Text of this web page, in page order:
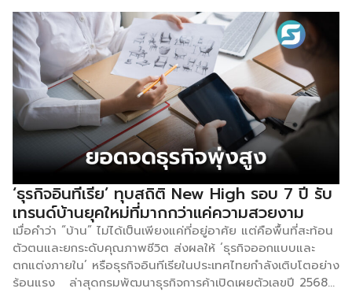
มิถุนายนนี้ แบรนด์ที่เคยยิ่งใหญ่ถึงขั้นขยายสาขาได้ 17 สาขาทั่ว
ประเทศ กลับเหลือเพียง 2 สาขาก่อนปิดตัวสนิท คำถามที่น่าสนใจ
สำหรับผู้ประกอบการคือ เกิดอะไรขึ้น และมีบทเรียนอะไรที่ซ่อนอยู่
ในเรื่องนี้บ้าง ชาบูตงไม่ใช่แบรนด์ที่ไม่มีใครรู้จัก ตรงกันข้าม
แบรนด์นี้มีต้นทุนทางความน่าเชื่อถือสูงมาก โดยก่อตั้งในปี 2539
โดย ยาสุจิ โมริซุมิ เชฟผู้คว้าแชมป์รายการ TV Champion ของ
ญี่ปุ่น มีจุดขายชัดเจนทั้งน้ำซุปกระดูกหมูที่เคี่ยวนาน 16 ชั่วโมง
และได้รับการแนะนำจาก Michelin Guide LA ในฐานะร้านราเมน
‘ธุรกิจอินทีเรีย’ ทุบสถิติ New High รอบ 7 ปี รับ
เทรนด์บ้านยุคใหม่ที่มากกว่าแค่ความสวยงาม
เมื่อคำว่า “บ้าน” ไม่ได้เป็นเพียงแค่ที่อยู่อาศัย แต่คือพื้นที่สะท้อน
ตัวตนและยกระดับคุณภาพชีวิต ส่งผลให้ ‘ธุรกิจออกแบบและ
ตกแต่งภายใน’ หรือธุรกิจอินทีเรียในประเทศไทยกำลังเติบโตอย่าง
ร้อนแรง ล่าสุดกรมพัฒนาธุรกิจการค้าเปิดเผยตัวเลขปี 2568